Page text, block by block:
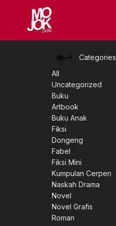
Categories
All
Uncategorized
Buku
Artbook
Buku Anak
Fiksi
Dongeng
Fabel
Fiksi Mini
Kumpulan Cerpen
Naskah Drama
Novel
Novel Grafis
Roman